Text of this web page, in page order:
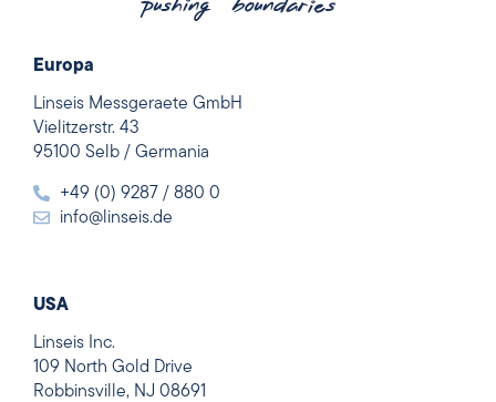
Europa
Linseis Messgeraete GmbH
Vielitzerstr. 43
95100 Selb / Germania
+49 (0) 9287 / 880 0
info@linseis.de
USA
Linseis Inc.
109 North Gold Drive
Robbinsville, NJ 08691